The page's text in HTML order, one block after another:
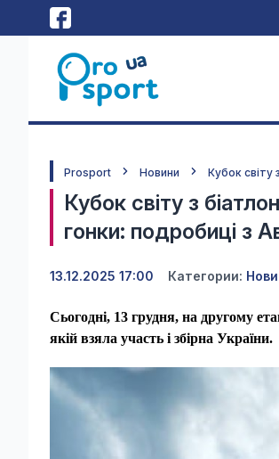
Prosport Новини Кубок світу
Кубок світу з
гонки: подробиці з
13.12.2025 17:00 Категории:
Сьогодні, 13 грудня, на другому
якій взяла участь і збірна України.